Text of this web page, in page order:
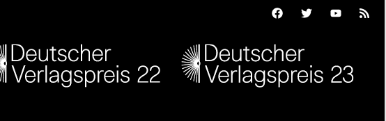
FacebookTwitterYoutubeFeed